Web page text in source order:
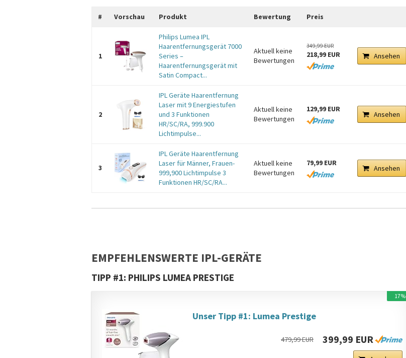
# Vorschau Produkt Bewertung Preis
1
Philips Lumea IPL
Haarentfernungsgerät 7000
Series –
Haarentfernungsgerät mit
Satin Compact...
Aktuell keine
Bewertungen
349,99 EUR
218,99 EUR Ansehen
2
IPL Geräte Haarentfernung
Laser mit 9 Energiestufen
und 3 Funktionen
HR/SC/RA, 999.900
Lichtimpulse...
Aktuell keine
Bewertungen
129,99 EUR
Ansehen
3
IPL Geräte Haarentfernung
Laser für Männer, Frauen-
999,900 Lichtimpulse 3
Funktionen HR/SC/RA...
Aktuell keine
Bewertungen
79,99 EUR
Ansehen
EMPFEHLENSWERTE IPL-GERÄTE
TIPP #1: PHILIPS LUMEA PRESTIGE
17%
Unser Tipp #1: Lumea Prestige
479,99 EUR 399,99 EUR